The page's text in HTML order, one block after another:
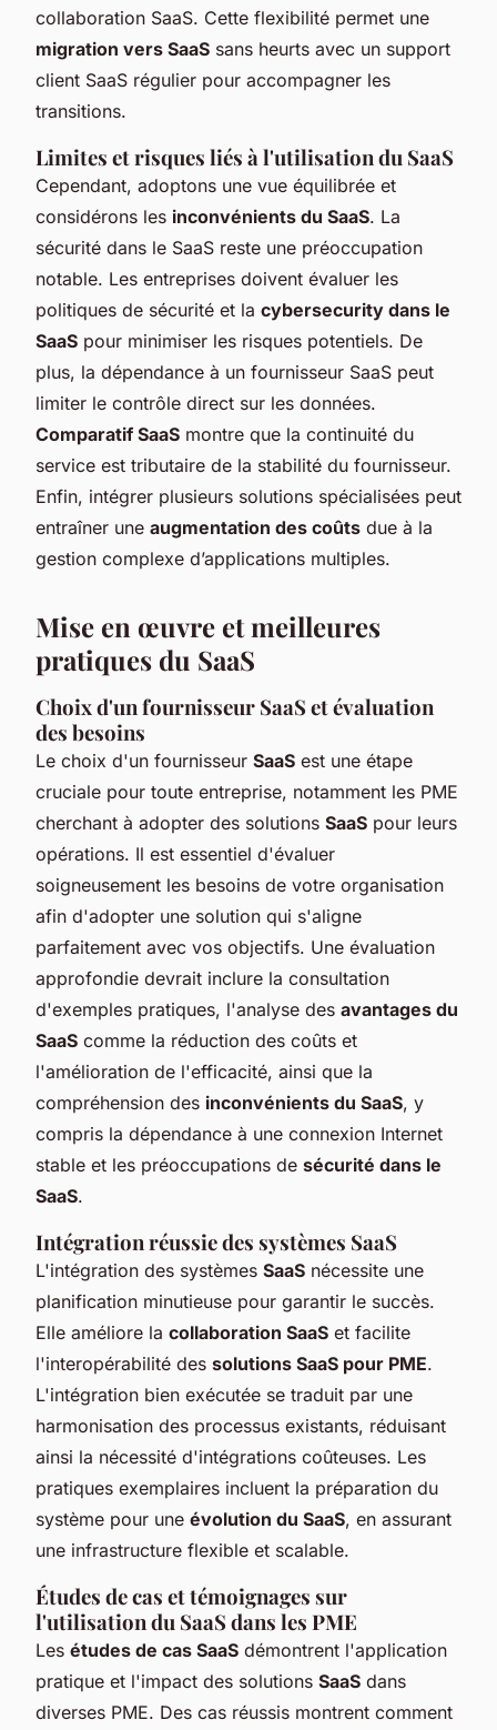
collaboration SaaS. Cette flexibilité permet une
migration vers SaaS sans heurts avec un support
client SaaS régulier pour accompagner les
transitions.
Limites et risques liés à l'utilisation du SaaS
Cependant, adoptons une vue équilibrée et
considérons les inconvénients du SaaS. La
sécurité dans le SaaS reste une préoccupation
notable. Les entreprises doivent évaluer les
politiques de sécurité et la cybersecurity dans le
SaaS pour minimiser les risques potentiels. De
plus, la dépendance à un fournisseur SaaS peut
limiter le contrôle direct sur les données.
Comparatif SaaS montre que la continuité du
service est tributaire de la stabilité du fournisseur.
Enfin, intégrer plusieurs solutions spécialisées peut
entraîner une augmentation des coûts due à la
gestion complexe d’applications multiples.
Mise en œuvre et meilleures
pratiques du SaaS
Choix d'un fournisseur SaaS et évaluation
des besoins
Le choix d'un fournisseur SaaS est une étape
cruciale pour toute entreprise, notamment les PME
cherchant à adopter des solutions SaaS pour leurs
opérations. Il est essentiel d'évaluer
soigneusement les besoins de votre organisation
afin d'adopter une solution qui s'aligne
parfaitement avec vos objectifs. Une évaluation
approfondie devrait inclure la consultation
d'exemples pratiques, l'analyse des avantages du
SaaS comme la réduction des coûts et
l'amélioration de l'efficacité, ainsi que la
compréhension des inconvénients du SaaS, y
compris la dépendance à une connexion Internet
stable et les préoccupations de sécurité dans le
SaaS.
Intégration réussie des systèmes SaaS
L'intégration des systèmes SaaS nécessite une
planification minutieuse pour garantir le succès.
Elle améliore la collaboration SaaS et facilite
l'interopérabilité des solutions SaaS pour PME.
L'intégration bien exécutée se traduit par une
harmonisation des processus existants, réduisant
ainsi la nécessité d'intégrations coûteuses. Les
pratiques exemplaires incluent la préparation du
système pour une évolution du SaaS, en assurant
une infrastructure flexible et scalable.
Études de cas et témoignages sur
l'utilisation du SaaS dans les PME
Les études de cas SaaS démontrent l'application
pratique et l'impact des solutions SaaS dans
diverses PME. Des cas réussis montrent comment